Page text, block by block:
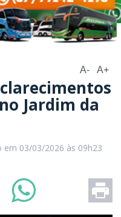
A- A+
Jardim da
em 03/03/2026 às 09h23